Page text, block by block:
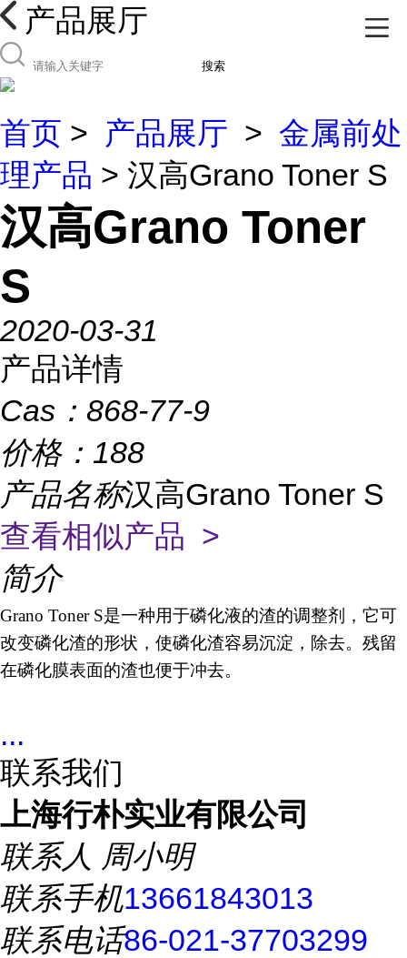
产品展厅
搜索
首页 > 产品展厅 > 金属前处
理产品 > 汉高Grano Toner S
汉高Grano Toner
S
2020-03-31
产品详情
Cas： 868-77-9
价格： 188
产品名称汉高Grano Toner S
查看相似产品 >
简介
Grano Toner S是一种用于磷化液的渣的调整剂，它可
改变磷化渣的形状，使磷化渣容易沉淀，除去。残留
在磷化膜表面的渣也便于冲去。
...
联系我们
上海行朴实业有限公司
联系人 周小明
联系手机13661843013
联系电话86-021-37703299